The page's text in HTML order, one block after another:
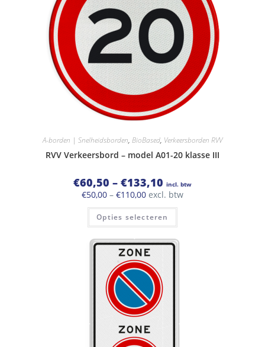
A-borden | Snelheidsborden, BioBased, Verkeersborden RVV
RVV Verkeersbord – model A01-20 klasse III
€60,50 – €133,10 Prijsklasse:
€60,50
tot
€133,10
incl. btw
€50,00 – €110,00Prijsklasse:
tot
€110,00
excl. btw
Opties selecteren
Dit
heeft
variaties.